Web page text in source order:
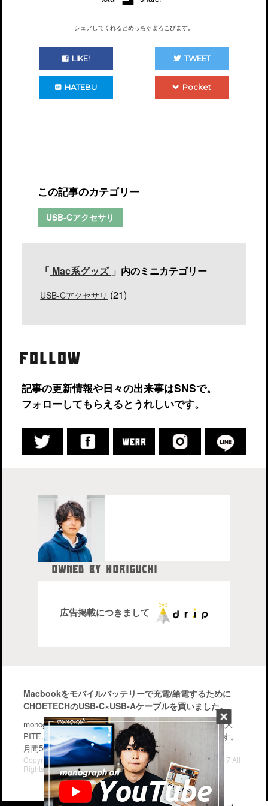
シェアしてくれるとめっちゃよろこびます。
LIKE! TWEET
HATEBU Pocket
この記事のカテゴリー
USB-Cアクセサリ
「 Mac系グッズ 」内のミニカテゴリー
USB-Cアクセサリ (21)
FOLLOW
記事の更新情報や日々の出来事はSNSで。
フォローしてもらえるとうれしいです。
OWNED BY HORIGUCHI
株式会社drip代表取締役社長
広告掲載につきまして
Macbookをモバイルバッテリーで充電/給電するために
CHOETECHのUSB-C×USB-Aケーブルを買いました。
monographはiPhone・Macなどのガジェットを中心に管理人
PITE.の気になるモノを幅広く紹介するブログメディアです。
月間50〜70万PV。気軽に楽しんで行って下さい。
Copyright© iPhone・Macの情報発信ブログ "monograph" , 2017 All
Rights Reserved.